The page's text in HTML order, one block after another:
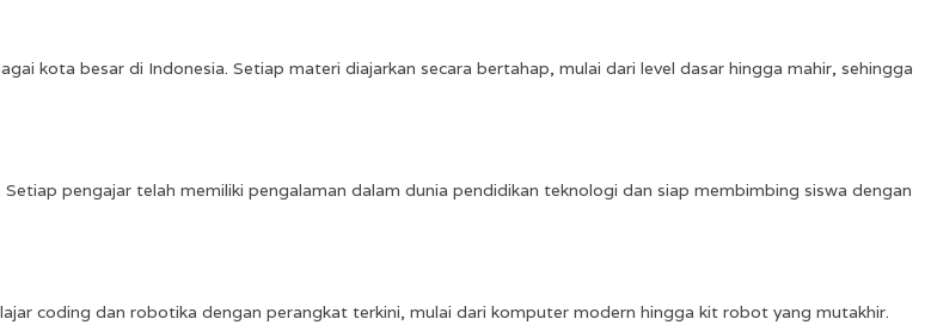
kota besar di Indonesia. Setiap materi diajarkan secara bertahap, mulai dari level dasar hingga mahir, sehingga
pengajar telah memiliki pengalaman dalam dunia pendidikan teknologi dan siap membimbing siswa dengan
coding dan robotika dengan perangkat terkini, mulai dari komputer modern hingga kit robot yang mutakhir.